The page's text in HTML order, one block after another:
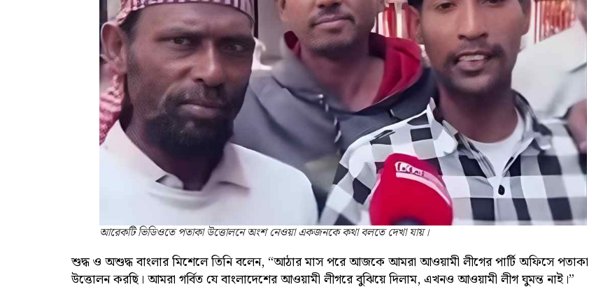
আরেকটি ভিডিওতে পতাকা উত্তোলনে অংশ নেওয়া একজনকে কথা বলতে দেখা যায়।
শুদ্ধ ও অশুদ্ধ বাংলার মিশেলে তিনি বলেন, “আঠার মাস পরে আজকে আমরা আওয়ামী লীগের পার্টি অফিসে পতাকা
উত্তোলন করছি। আমরা গর্বিত যে বাংলাদেশের আওয়ামী লীগরে বুঝিয়ে দিলাম, এখনও আওয়ামী লীগ ঘুমন্ত নাই।”